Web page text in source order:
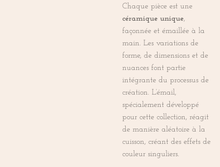
Chaque pièce est une
céramique unique,
façonnée et émaillée à la
main. Les variations de
forme, de dimensions et de
nuances font partie
intégrante du processus de
création. L’émail,
spécialement développé
pour cette collection, réagit
de manière aléatoire à la
cuisson, créant des effets de
couleur singuliers.